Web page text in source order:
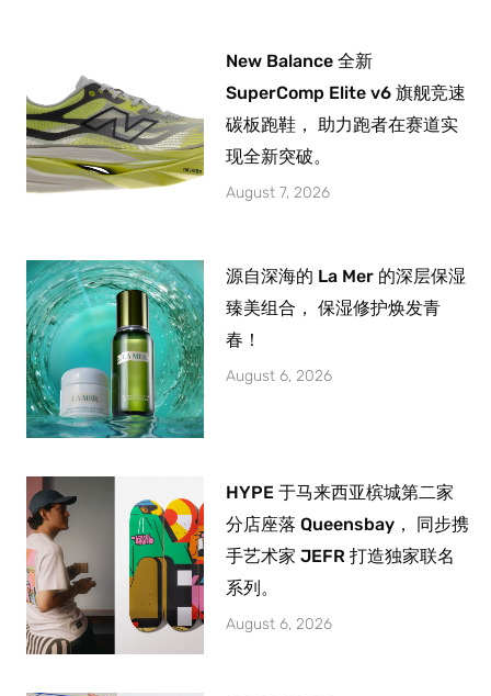
New Balance 全新
SuperComp Elite v6 旗舰竞速
碳板跑鞋， 助力跑者在赛道实
现全新突破。
August 7, 2026
源自深海的 La Mer 的深层保湿
臻美组合， 保湿修护焕发青
春！
August 6, 2026
HYPE 于马来西亚槟城第二家
分店座落 Queensbay， 同步携
手艺术家 JEFR 打造独家联名
系列。
August 6, 2026